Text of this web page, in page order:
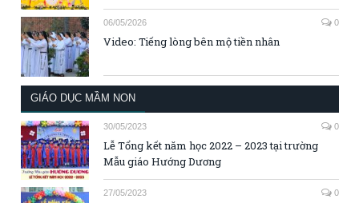
06/05/2026 0
Video: Tiếng lòng bên mộ tiền nhân
GIÁO DỤC MẦM NON
30/05/2023 0
Lễ Tổng kết năm học 2022 – 2023 tại trường
Mẫu giáo Hướng Dương
27/05/2023 0